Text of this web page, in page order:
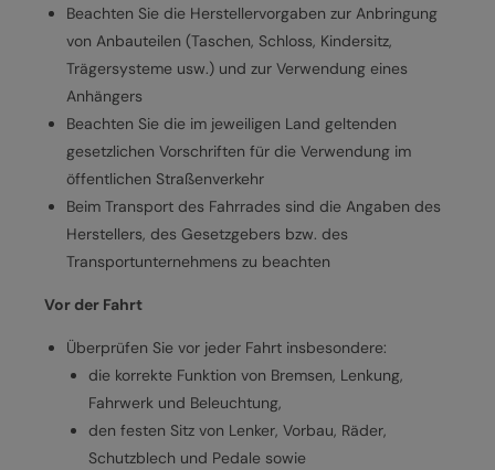
Beachten Sie die Herstellervorgaben zur Anbringung
von Anbauteilen (Taschen, Schloss, Kindersitz,
Trägersysteme usw.) und zur Verwendung eines
Anhängers
Beachten Sie die im jeweiligen Land geltenden
gesetzlichen Vorschriften für die Verwendung im
öffentlichen Straßenverkehr
Beim Transport des Fahrrades sind die Angaben des
Herstellers, des Gesetzgebers bzw. des
Transportunternehmens zu beachten
Vor der Fahrt
Überprüfen Sie vor jeder Fahrt insbesondere:
die korrekte Funktion von Bremsen, Lenkung,
Fahrwerk und Beleuchtung,
den festen Sitz von Lenker, Vorbau, Räder,
Schutzblech und Pedale sowie